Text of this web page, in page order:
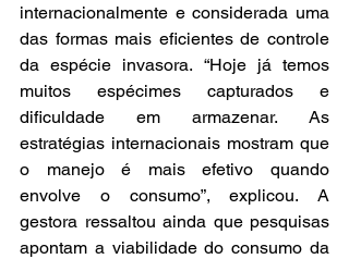
internacionalmente e considerada uma
das formas mais eficientes de controle
da espécie invasora. “Hoje já temos
muitos espécimes capturados e
dificuldade em armazenar. As
estratégias internacionais mostram que
o manejo é mais efetivo quando
envolve o consumo”, explicou. A
gestora ressaltou ainda que pesquisas
apontam a viabilidade do consumo da